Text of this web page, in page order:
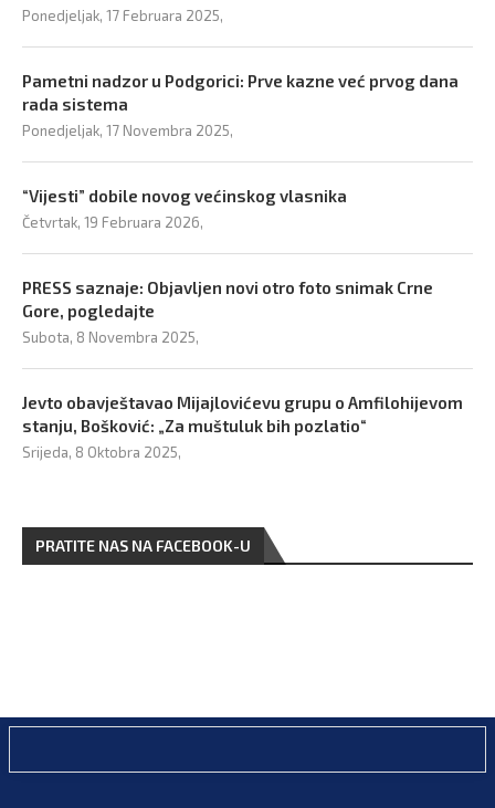
Ponedjeljak, 17 Februara 2025,
Pametni nadzor u Podgorici: Prve kazne već prvog dana
rada sistema
Ponedjeljak, 17 Novembra 2025,
“Vijesti” dobile novog većinskog vlasnika
Četvrtak, 19 Februara 2026,
PRESS saznaje: Objavljen novi otro foto snimak Crne
Gore, pogledajte
Subota, 8 Novembra 2025,
Jevto obavještavao Mijajlovićevu grupu o Amfilohijevom
stanju, Bošković: „Za muštuluk bih pozlatio“
Srijeda, 8 Oktobra 2025,
PRATITE NAS NA FACEBOOK-U